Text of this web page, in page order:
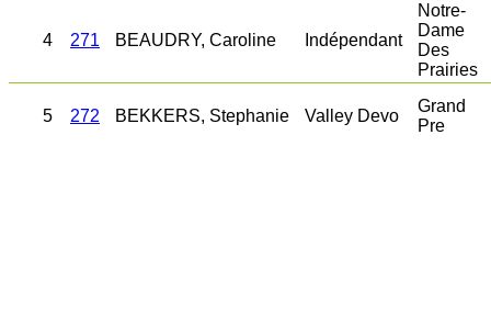
4 271 BEAUDRY, Caroline Indépendant
Notre-
Dame
Des
Prairies
5 272 BEKKERS, Stephanie Valley Devo
Grand
Pre